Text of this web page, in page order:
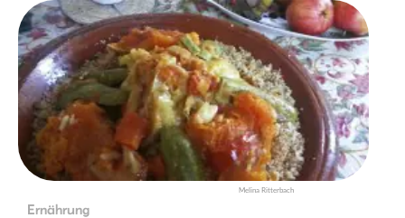
Melina Ritterbach
Ernährung